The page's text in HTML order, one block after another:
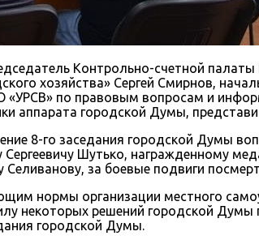
Контрольно-счетной
хозяйства» Сергей Смирнов,
по правовым вопросам и
городской Думы,
8-го заседания городской
Шутько, награжденному
за боевые подвиги
нормы организации местного
некоторых решений городской
городской Думы.